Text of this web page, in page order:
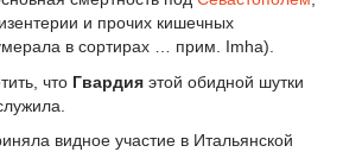
и прочих кишечных
в сортирах … прим. Imha).
что Гвардия этой обидной шутки
видное участие в Итальянской